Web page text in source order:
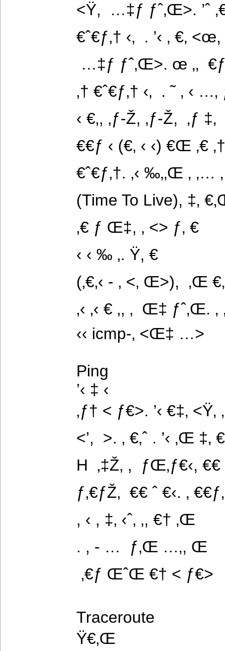
<Ÿ,  …‡ƒ ƒˆ‚Œ>. ’ˆ ‚€‚
€ˆ€ƒ‚† ‹‚  . ’‹ ‚ €‚ <œ,
 …‡ƒ ƒˆ‚Œ>. œ ‚‚  €ƒ
‚† €ˆ€ƒ‚† ‹‚  . ˜ ‚ ‹
‹ €‚, ‚ƒ-Ž, ‚ƒ-Ž,  ‚ƒ ‡‚
€€ƒ ‹ (€‚ ‹ ‹) €Œ ‚€
€ˆ€ƒ‚†. ‚‹ ‰‚‚Œ ‚ ‚…
(Time To Live), ‡‚ €‚Œ
‚€ ƒ Œ‡, ‚ <> ƒ‚ €
‹ ‹ ‰ ‚. Ÿ, €
(‚€‚‹ - ‚ <‚ Œ>),  ‚Œ €‚
‚‹ ‚‹ € ‚, ‚  Œ‡ ƒˆ‚Œ. ‚
‹‹ icmp-‚ <Œ‡ …>
Ping
’‹ ‡ ‹
‚ƒ† < ƒ€>. ’‹ €‡‚ <Ÿ‚
<’,  >. ‚ €‚ˆ . ’‹ ‚Œ ‡‚
H  ‚‡Ž‚ ,  ƒŒ‚ƒ€‹,
ƒ‚€ƒŽ‚  €€ ˆ €‹. ‚
, ‹ , ‡‚ ‹ˆ‚ ‚, €† ‚Œ
. , - …  ƒ‚Œ …‚, Œ
 ‚€ƒ ŒˆŒ €† < ƒ€>
Traceroute
Ÿ€‚Œ